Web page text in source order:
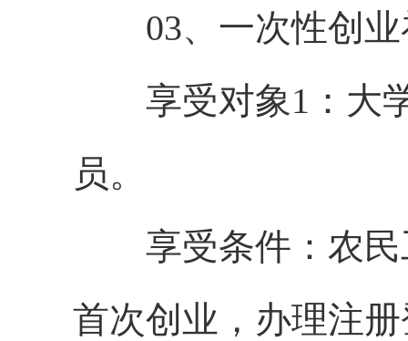
03、一次性创业
享受对象1：大学
员。
享受条件：农民
首次创业，办理注